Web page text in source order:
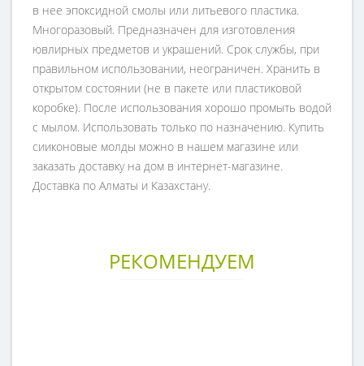
в нее эпоксидной смолы или литьевого пластика.
Многоразовый. Предназначен для изготовления
ювлирных предметов и украшений. Срок службы, при
правильном использовании, неограничен. Хранить в
открытом состоянии (не в пакете или пластиковой
коробке). После использования хорошо промыть водой
с мылом. Использовать только по назначению. Купить
сииконовые молды можно в нашем магазине или
заказать доставку на дом в интернет-магазине.
Доставка по Алматы и Казахстану.
РЕКОМЕНДУЕМ